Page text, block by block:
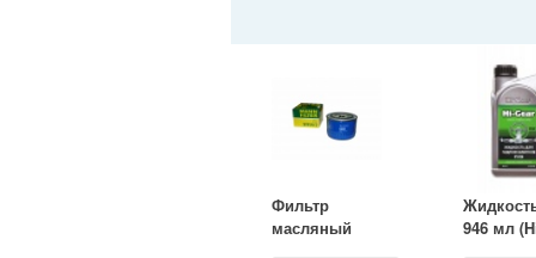
Фильтр
масляный
946 мл